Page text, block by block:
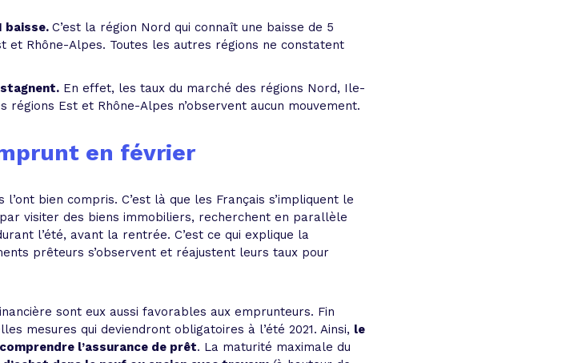
baisse. C’est la région Nord qui connaît une baisse de 5
et Rhône-Alpes. Toutes les autres régions ne constatent
En effet, les taux du marché des régions Nord, Ile-
régions Est et Rhône-Alpes n’observent aucun mouvement.
en février
bien compris. C’est là que les Français s’impliquent le
visiter des biens immobiliers, recherchent en parallèle
l’été, avant la rentrée. C’est ce qui explique la
prêteurs s’observent et réajustent leurs taux pour
sont eux aussi favorables aux emprunteurs. Fin
mesures qui deviendront obligatoires à l’été 2021. Ainsi, le
l’assurance de prêt. La maturité maximale du